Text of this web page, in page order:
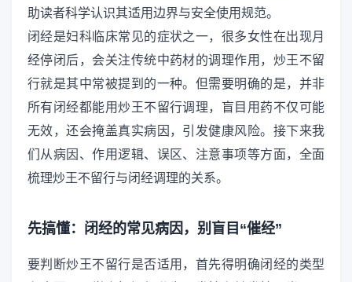
助读者科学认识其适用边界与安全使用规范。
闭经是妇科临床常见的症状之一，很多女性在出现月
经停闭后，会关注传统中药材的调理作用，炒王不留
行就是其中常被提到的一种。但需要明确的是，并非
所有闭经都能用炒王不留行调理，盲目用药不仅可能
无效，还会掩盖真实病因，引发健康风险。接下来我
们从病因、作用逻辑、误区、注意事项等方面，全面
梳理炒王不留行与闭经调理的关系。
先搞懂：闭经的常见病因，别盲目“催经”
要判断炒王不留行是否适用，首先得明确闭经的类型